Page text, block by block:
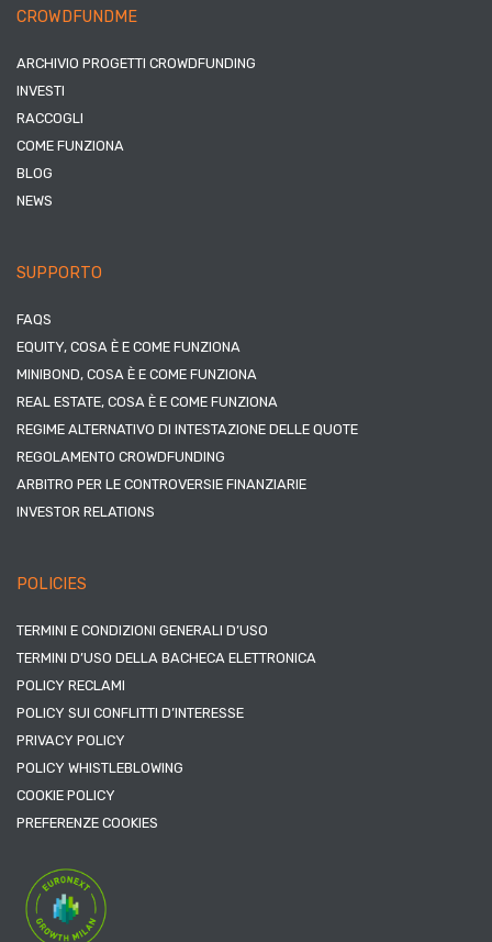
CROWDFUNDME
ARCHIVIO PROGETTI CROWDFUNDING
INVESTI
RACCOGLI
COME FUNZIONA
BLOG
NEWS
SUPPORTO
FAQS
EQUITY, COSA È E COME FUNZIONA
MINIBOND, COSA È E COME FUNZIONA
REAL ESTATE, COSA È E COME FUNZIONA
REGIME ALTERNATIVO DI INTESTAZIONE DELLE QUOTE
REGOLAMENTO CROWDFUNDING
ARBITRO PER LE CONTROVERSIE FINANZIARIE
INVESTOR RELATIONS
POLICIES
TERMINI E CONDIZIONI GENERALI D’USO
TERMINI D’USO DELLA BACHECA ELETTRONICA
POLICY RECLAMI
POLICY SUI CONFLITTI D’INTERESSE
PRIVACY POLICY
POLICY WHISTLEBLOWING
COOKIE POLICY
PREFERENZE COOKIES